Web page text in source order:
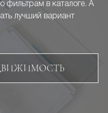
фильтрам в каталоге. А
лучший вариант